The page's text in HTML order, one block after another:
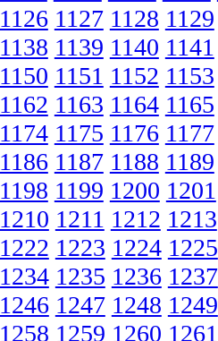
1126 1127 1128 1129
1138 1139 1140 1141
1150 1151 1152 1153
1162 1163 1164 1165
1174 1175 1176 1177
1186 1187 1188 1189
1198 1199 1200 1201
1210 1211 1212 1213
1222 1223 1224 1225
1234 1235 1236 1237
1246 1247 1248 1249
1258 1259 1260 1261